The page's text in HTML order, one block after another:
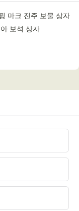
마크 진주 보물 상자
보석 상자